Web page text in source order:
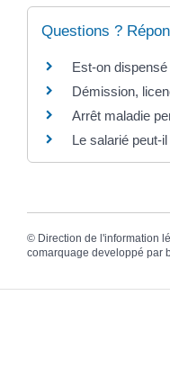
Questions ?
Est-on
Démission,
Arrêt maladie
Le salarié peut-
© Direction de l'information
comarquage developpé par